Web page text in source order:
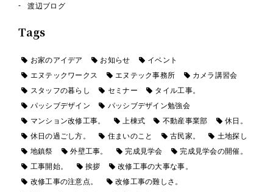
渡辺ブログ
Tags
お家のアイデア お知らせ
イベント
エヌテックワークス
エヌテック事務所
カメラ講習会
スタッフの暮らし
セミナー
タイル工事。
パッシブデザイン
パッシブデザイン勉強会
マンション改修工事。
上棟式 不動産事業部
休日。
休日の過ごし方。
住まいのこと 古民家。
土地探し
地鎮祭
外壁工事。 完成見学会
完成見学会の開催。
工事開始。
挨拶
改修工事の大事な事。
改修工事の注意点。
改修工事の難しさ。